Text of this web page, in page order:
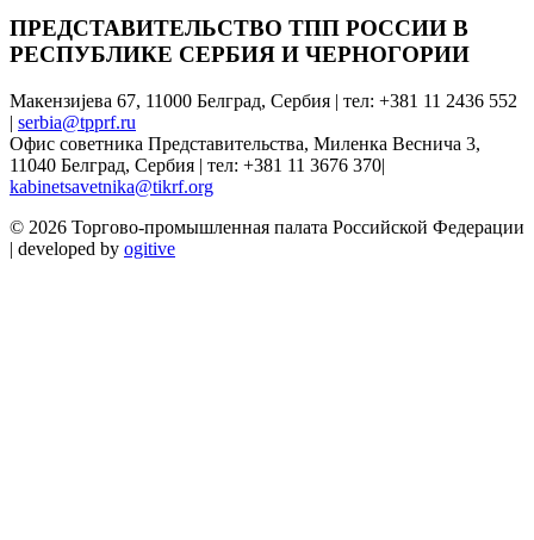
ПРЕДСТАВИТЕЛЬСТВО ТПП РОССИИ В
РЕСПУБЛИКЕ СЕРБИЯ И ЧЕРНОГОРИИ
Макензијева 67, 11000 Белград, Сербия | тел: +381 11 2436 552
| serbia@tpprf.ru
Офис советника Представительства, Миленка Веснича 3,
11040 Белград, Сербия | тел: +381 11 3676 370|
kabinetsavetnika@tikrf.org
© 2026 Торгово-промышленная палата Российской Федерации
| developed by ogitive